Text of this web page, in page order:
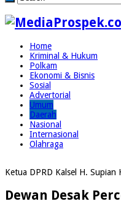
Home
Kriminal & Hukum
Polkam
Ekonomi & Bisnis
Sosial
Advertorial
Umum
Daerah
Nasional
Internasional
Olahraga
Ketua DPRD Kalsel H.
Dewan Desak